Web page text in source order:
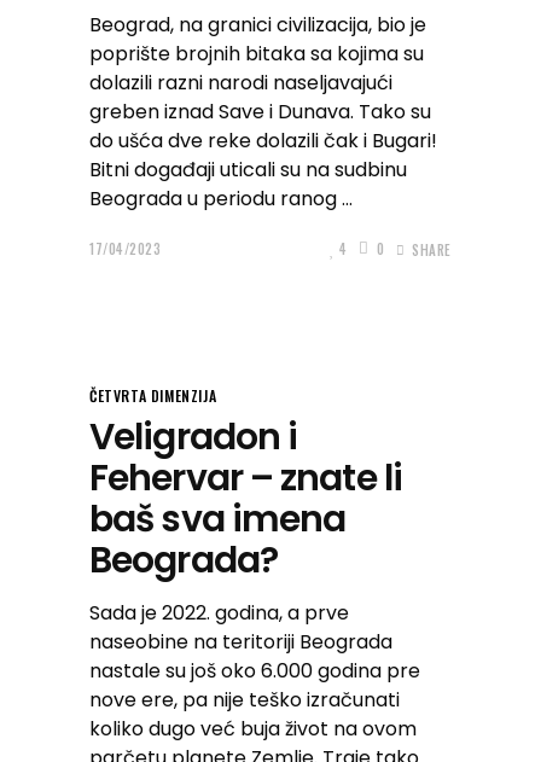
Beograd, na granici civilizacija, bio je
poprište brojnih bitaka sa kojima su
dolazili razni narodi naseljavajući
greben iznad Save i Dunava. Tako su
do ušća dve reke dolazili čak i Bugari!
Bitni događaji uticali su na sudbinu
Beograda u periodu ranog
17/04/2023 4 0 SHARE
ČETVRTA DIMENZIJA
Veligradon i
Fehervar – znate li
baš sva imena
Beograda?
Sada je 2022. godina, a prve
naseobine na teritoriji Beograda
nastale su još oko 6.000 godina pre
nove ere, pa nije teško izračunati
koliko dugo već buja život na ovom